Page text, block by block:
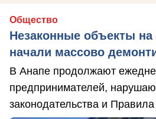
Общество
Незаконные объекты
начали массово
В Анапе продолжают
предпринимателей,
законодательства и Правила